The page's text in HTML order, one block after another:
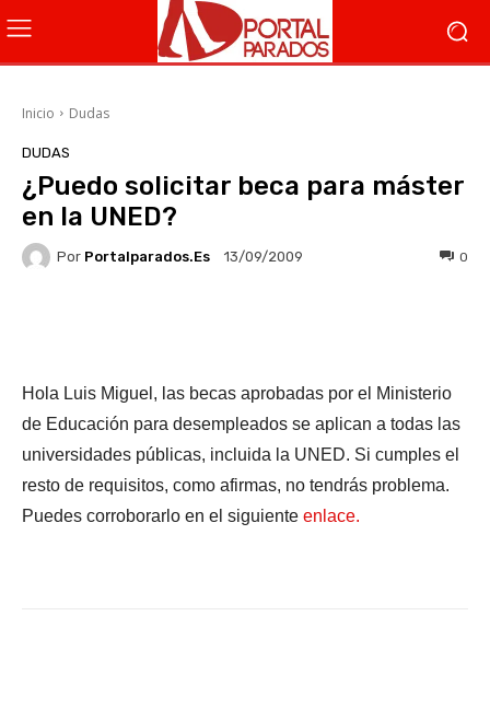
Inicio Dudas
DUDAS
¿Puedo solicitar beca para máster
en la UNED?
Por Portalparados.es 13/09/2009 0
Hola Luis Miguel, las becas aprobadas por el Ministerio
de Educación para desempleados se aplican a todas las
universidades públicas, incluida la UNED. Si cumples el
resto de requisitos, como afirmas, no tendrás problema.
Puedes corroborarlo en el siguiente enlace.